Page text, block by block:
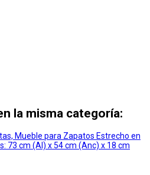
la misma categoría: